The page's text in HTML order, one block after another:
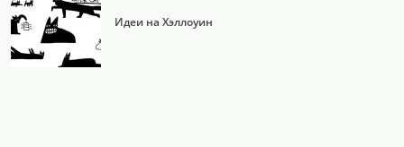
Идеи на Хэллоуин